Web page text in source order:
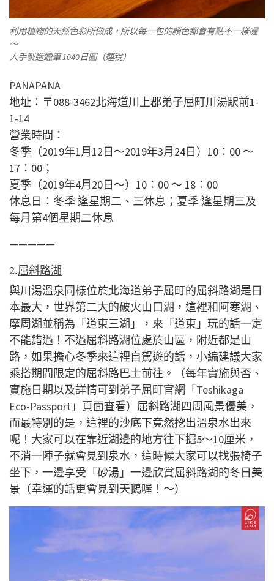
利用植物的天然色彩所做成，所以每一包的顏色都會有點不一樣喔
～
人手製造蠟筆 1040日圓（連稅）
PANAPANA
地址：〒088-3462北海道川上郡弟子屈町川湯駅前1-
1-14
營業時間：
冬季（2019年1月12日～2019年3月24日）10：00 ～
17：00；
夏季（2019年4月20日～）10：00 ～ 18：00
休息日：冬季 逢星期二、三休息；夏季 逢星期三及
每月第4個星期二休息
—————
2.屈斜路湖
與川湯溫泉同樣位於北海道弟子屈町的屈斜路湖是日
本最大，世界第二大的破火山口湖 ，這裡和阿寒湖、
摩周湖並稱為「道東三湖」，來「道東」玩的話一定
不能錯過！不過屈斜路湖位處於山區，附近都是山
路，如果擔心冬季來這裡自駕遊的話，小編建議大家
乘搭期間限定的屈斜路巴士前往。
（每年實施與否、
實施日期以及詳情可到 弟子屈町官網 「Teshikaga
Eco-Passport」頁面查看）屈斜路湖四周風景優美，
而最特別的是，這裡的沙底下竟然挖出溫泉水出來
呢！大家可以在靠近湖邊的地方往下掘5〜10厘米，
不消一陣子就會見到泉水，這時候大家可以找張椅子
坐下，一邊享受「砂湯」一邊欣賞屈斜路湖的冬日美
景（幸運的話更會見到天鵝喔！～）